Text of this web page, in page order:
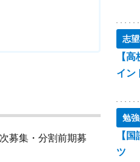
募集・分割前期募
志
【
イン
勉
【
ツ